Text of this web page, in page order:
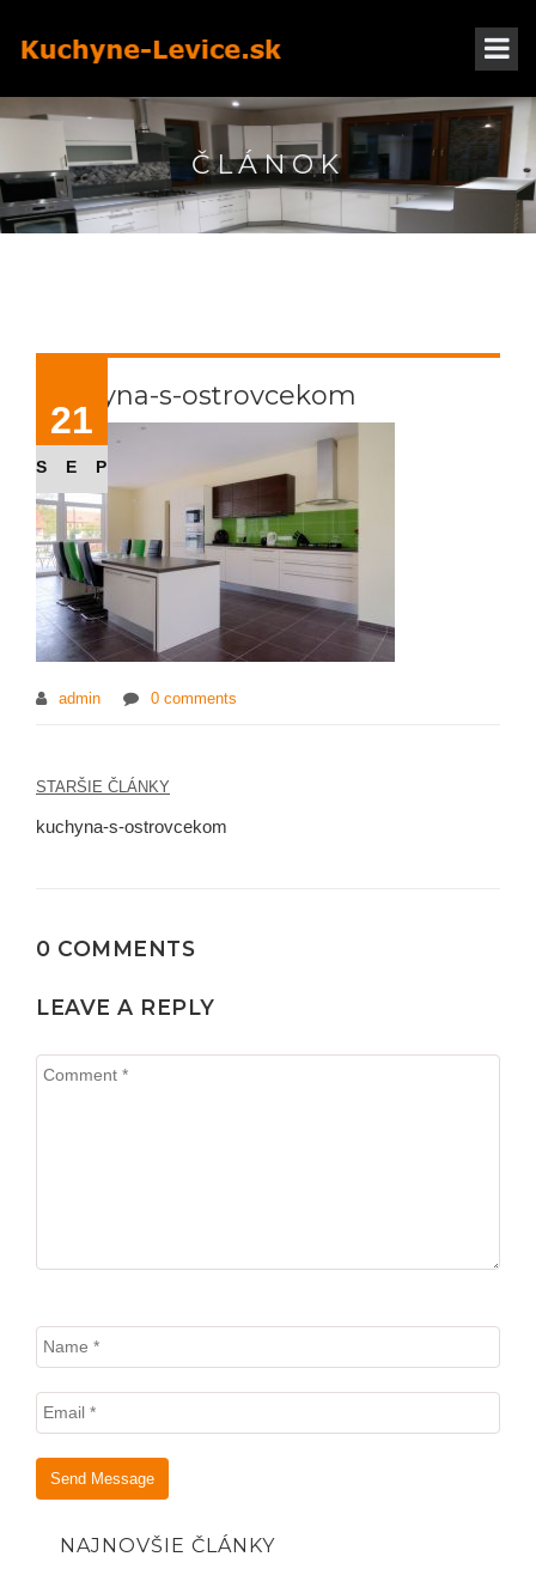
ČLÁNOK
21
SEP
kuchyna-s-ostrovcekom
admin 0 comments
Navigácia
STARŠIE ČLÁNKY
kuchyna-s-ostrovcekom
0 COMMENTS
LEAVE A REPLY
NAJNOVŠIE ČLÁNKY